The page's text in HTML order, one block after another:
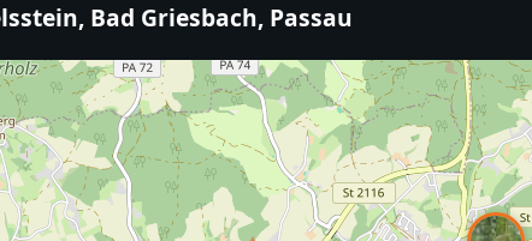
Bad Griesbach, Passau